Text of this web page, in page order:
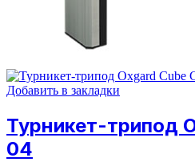
Добавить в закладки
Турникет-трипод
04